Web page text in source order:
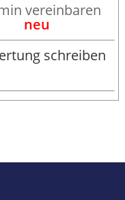
vereinbaren
neu
schreiben